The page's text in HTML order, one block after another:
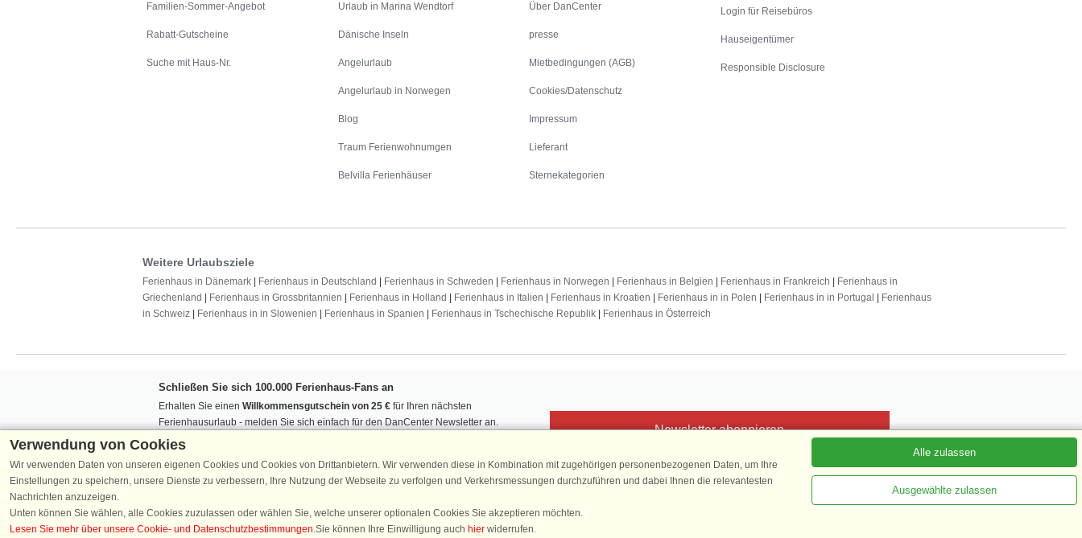
Familien-Sommer-Angebot
Rabatt-Gutscheine
Suche mit Haus-Nr.
Urlaub in Marina Wendtorf
Dänische Inseln
Angelurlaub
Angelurlaub in Norwegen
Blog
Traum Ferienwohnumgen
Belvilla Ferienhäuser
Über DanCenter
presse
Mietbedingungen (AGB)
Cookies/Datenschutz
Impressum
Lieferant
Sternekategorien
Login für Reisebüros
Hauseigentümer
Responsible Disclosure
Weitere Urlaubsziele
Ferienhaus in Dänemark Ferienhaus in Deutschland Ferienhaus in Schweden Ferienhaus in Norwegen Ferienhaus in Belgien Ferienhaus in Frankreich
Ferienhaus in
Griechenland
Ferienhaus in Grossbritannien Ferienhaus in Holland Ferienhaus in Italien Ferienhaus in Kroatien Ferienhaus in in Polen Ferienhaus in in Portugal
Ferienhaus
in Schweiz
Ferienhaus in in Slowenien Ferienhaus in Spanien Ferienhaus in Tschechische Republik Ferienhaus in Österreich
Schließen Sie sich 100.000 Ferienhaus-Fans an
Erhalten Sie einen Willkommensgutschein von 25 € für Ihren nächsten
Ferienhausurlaub - melden Sie sich einfach für den DanCenter Newsletter an.
Verpassen Sie nie wieder exklusive Angebote, Gewinnspiele und Urlaubstipps!
Newsletter abonnieren
Verwendung von Cookies
Wir verwenden Daten von unseren eigenen Cookies und Cookies von Drittanbietern. Wir verwenden diese in Kombination mit zugehörigen personenbezogenen Daten, um Ihre
Einstellungen zu speichern, unsere Dienste zu verbessern, Ihre Nutzung der Webseite zu verfolgen und Verkehrsmessungen durchzuführen und dabei Ihnen die relevantesten
Nachrichten anzuzeigen.
Unten können Sie wählen, alle Cookies zuzulassen oder wählen Sie, welche unserer optionalen Cookies Sie akzeptieren möchten.
Lesen Sie mehr über unsere Cookie- und Datenschutzbestimmungen.Sie können Ihre Einwilligung auch hier widerrufen.
Alle zulassen
Ausgewählte zulassen